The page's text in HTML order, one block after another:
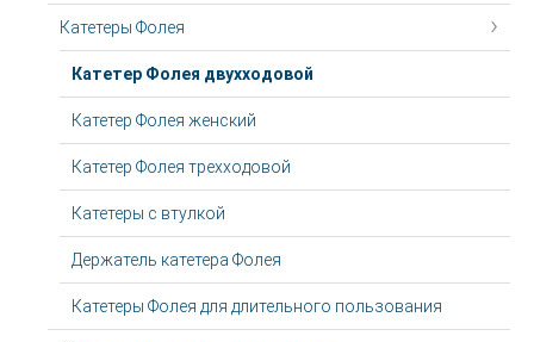
Катетеры Фолея
Катетер Фолея двухходовой
Катетер Фолея женский
Катетер Фолея трехходовой
Катетеры с втулкой
Держатель катетера Фолея
Катетеры Фолея для длительного пользования